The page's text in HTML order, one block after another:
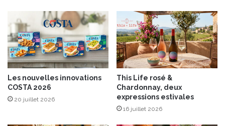
a
n
d
s
r
o
s
é
Les nouvelles innovations
COSTA 2026
20 juillet 2026
This Life rosé &
Chardonnay, deux
expressions estivales
16 juillet 2026